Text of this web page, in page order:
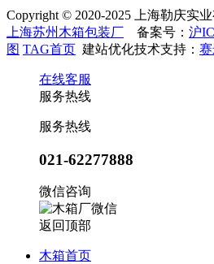
Copyright © 2020-2025 上海勒庆实
上海苏州木箱包装厂 备案号： 沪
图 TAG首页 建站优化技术支持：
在线客服
服务热线
服务热线
021-62277888
微信咨询
返回顶部
木箱首页